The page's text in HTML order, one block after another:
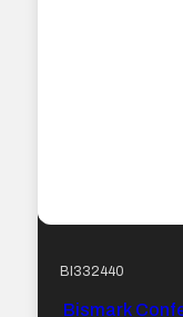
BI332440
Bismark